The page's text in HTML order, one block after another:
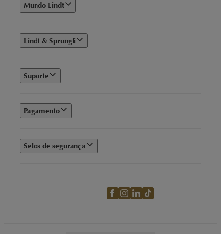
Mundo Lindt
Lindt & Sprungli
Suporte
Pagamento
Selos de segurança